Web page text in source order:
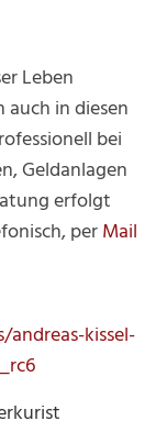
Leben
in diesen
bei
Geldanlagen
erfolgt
perMail
kissel-